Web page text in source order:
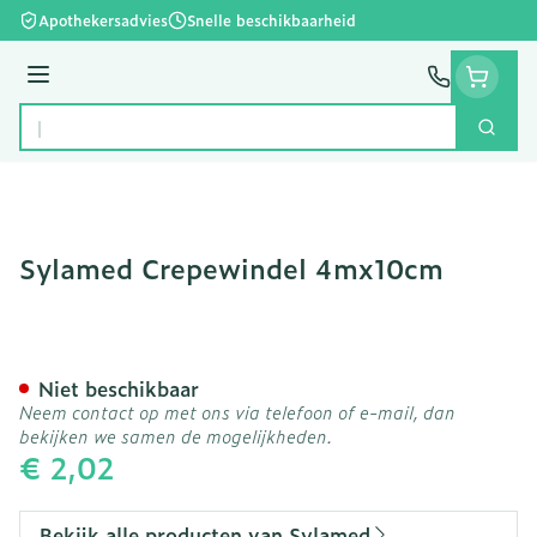
Ga naar de inhoud
Apothekersadvies Snelle beschikbaarheid
Menu
Product, merk, categorie...
Zoek
Sylamed Crepewindel 4mx10cm
€ 2,02
Niet beschikbaar
Neem contact op met ons via telefoon of e-mail, dan
bekijken we samen de mogelijkheden.